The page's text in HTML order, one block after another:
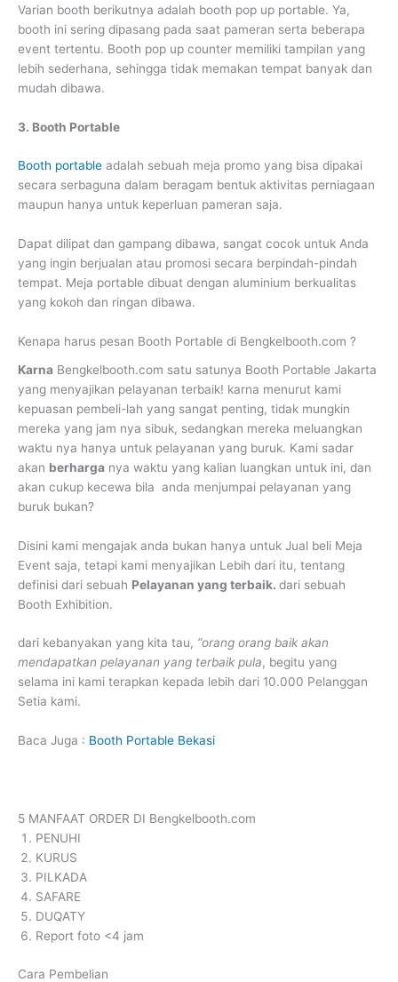
Varian booth berikutnya adalah booth pop up portable. Ya,
booth ini sering dipasang pada saat pameran serta beberapa
event tertentu. Booth pop up counter memiliki tampilan yang
lebih sederhana, sehingga tidak memakan tempat banyak dan
mudah dibawa.
3. Booth Portable
Booth portable adalah sebuah meja promo yang bisa dipakai
secara serbaguna dalam beragam bentuk aktivitas perniagaan
maupun hanya untuk keperluan pameran saja.
Dapat dilipat dan gampang dibawa, sangat cocok untuk Anda
yang ingin berjualan atau promosi secara berpindah-pindah
tempat. Meja portable dibuat dengan aluminium berkualitas
yang kokoh dan ringan dibawa.
Kenapa harus pesan Booth Portable di Bengkelbooth.com ?
Karna Bengkelbooth.com satu satunya Booth Portable Jakarta
yang menyajikan pelayanan terbaik! karna menurut kami
kepuasan pembeli-lah yang sangat penting, tidak mungkin
mereka yang jam nya sibuk, sedangkan mereka meluangkan
waktu nya hanya untuk pelayanan yang buruk. Kami sadar
akan berharga nya waktu yang kalian luangkan untuk ini, dan
akan cukup kecewa bila anda menjumpai pelayanan yang
buruk bukan?
Disini kami mengajak anda bukan hanya untuk Jual beli Meja
Event saja, tetapi kami menyajikan Lebih dari itu, tentang
definisi dari sebuah Pelayanan yang terbaik. dari sebuah
Booth Exhibition.
dari kebanyakan yang kita tau, “orang orang baik akan
mendapatkan pelayanan yang terbaik pula, begitu yang
selama ini kami terapkan kepada lebih dari 10.000 Pelanggan
Setia kami.
Baca Juga : Booth Portable Bekasi
5 MANFAAT ORDER DI Bengkelbooth.com
PENUHI
KURUS
PILKADA
SAFARE
DUQATY
Report foto <4 jam
Cara Pembelian